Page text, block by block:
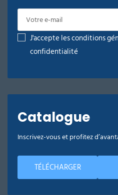
J'accepte les conditions
confidentialité
Catalogue
Inscrivez-vous et profitez
TÉLÉCHARGER